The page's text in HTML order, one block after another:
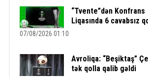
“Tvente”dən Konfrans
Liqasında 6 cavabsız
07/08/2026 01:10
Avroliqa: “Beşiktaş”
tək qolla qalib gəldi